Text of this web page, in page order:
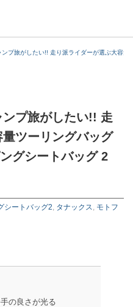
ンプ旅がしたい!! 走り派ライダーが選ぶ大容
プ旅がしたい!! 走
ツーリングバッグ
グシートバッグ 2
シートバッグ2 タナックス
モトフ
の良さが光る